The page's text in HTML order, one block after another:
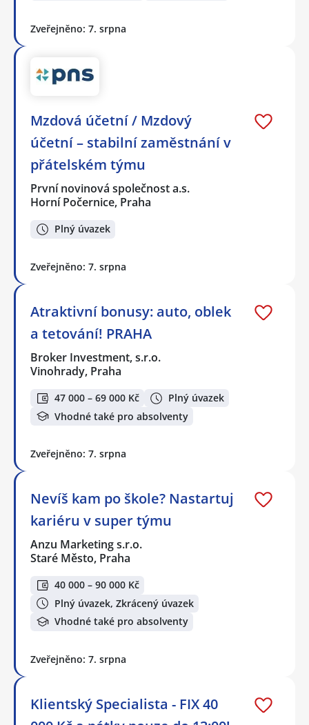
Zveřejněno: 7. srpna
Mzdová účetní / Mzdový
účetní – stabilní zaměstnání v
přátelském týmu
První novinová společnost a.s.
Horní Počernice, Praha
Plný úvazek
Zveřejněno: 7. srpna
Atraktivní bonusy: auto, oblek
a tetování! PRAHA
Broker Investment, s.r.o.
Vinohrady, Praha
47 000 – 69 000 Kč
Plný úvazek
Vhodné také pro absolventy
Zveřejněno: 7. srpna
Nevíš kam po škole? Nastartuj
kariéru v super týmu
Anzu Marketing s.r.o.
Staré Město, Praha
40 000 – 90 000 Kč
Plný úvazek, Zkrácený úvazek
Vhodné také pro absolventy
Zveřejněno: 7. srpna
Klientský Specialista - FIX 40